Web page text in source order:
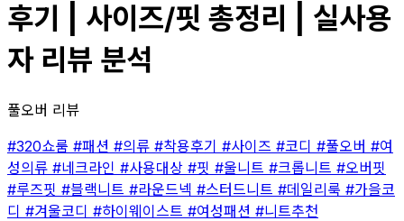
후기 | 사이즈/핏 총정리 | 실사용
자 리뷰 분석
풀오버 리뷰
#320쇼룸 #패션 #의류 #착용후기 #사이즈 #코디 #풀오버 #여
성의류 #네크라인 #사용대상 #핏 #울니트 #크롭니트 #오버핏
#루즈핏 #블랙니트 #라운드넥 #스터드니트 #데일리룩 #가을코
디 #겨울코디 #하이웨이스트 #여성패션 #니트추천